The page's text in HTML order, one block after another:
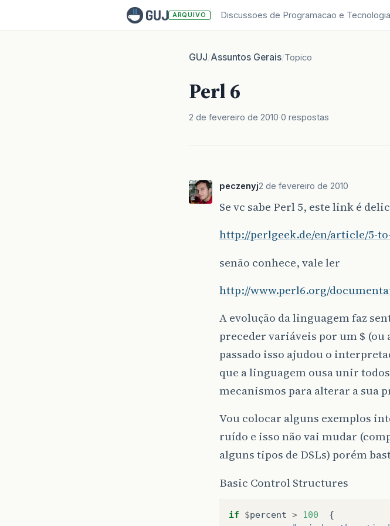
ARQUIVO Discussoes de Programacao e Tecnologia
GUJ/Assuntos Gerais/Topico
Perl 6
2 de fevereiro de 2010 0 respostas
peczenyj2 de fevereiro de 2010
Se vc sabe Perl 5, este link é
http://perlgeek.de/en/article/5-
senão conhece, vale ler
http://www.perl6.org/
A evolução da linguagem faz
preceder variáveis por um $ (ou
passado isso ajudou o
que a linguagem ousa unir
mecanismos para alterar a sua
Vou colocar alguns exemplos
ruído e isso não vai mudar
alguns tipos de DSLs) porém
Basic Control Structures
if $percent > 100
{